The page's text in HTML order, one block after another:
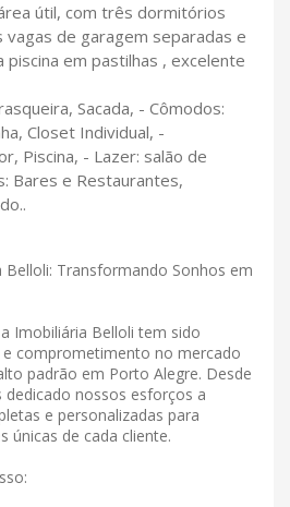
útil, com três dormitórios
vagas de garagem separadas e
piscina em pastilhas , excelente
Sacada, - Cômodos:
Closet Individual, -
Piscina, - Lazer: salão de
Bares e Restaurantes,
Transformando Sonhos em
Imobiliária Belloli tem sido
e comprometimento no mercado
padrão em Porto Alegre. Desde
nossos esforços a
e personalizadas para
únicas de cada cliente.